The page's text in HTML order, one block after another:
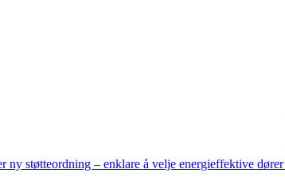
ny støtteordning – enklare å velje energieffektive dører